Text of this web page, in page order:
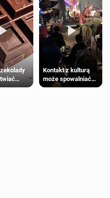
Kontakt z kulturą
może spowalniać
starzenie